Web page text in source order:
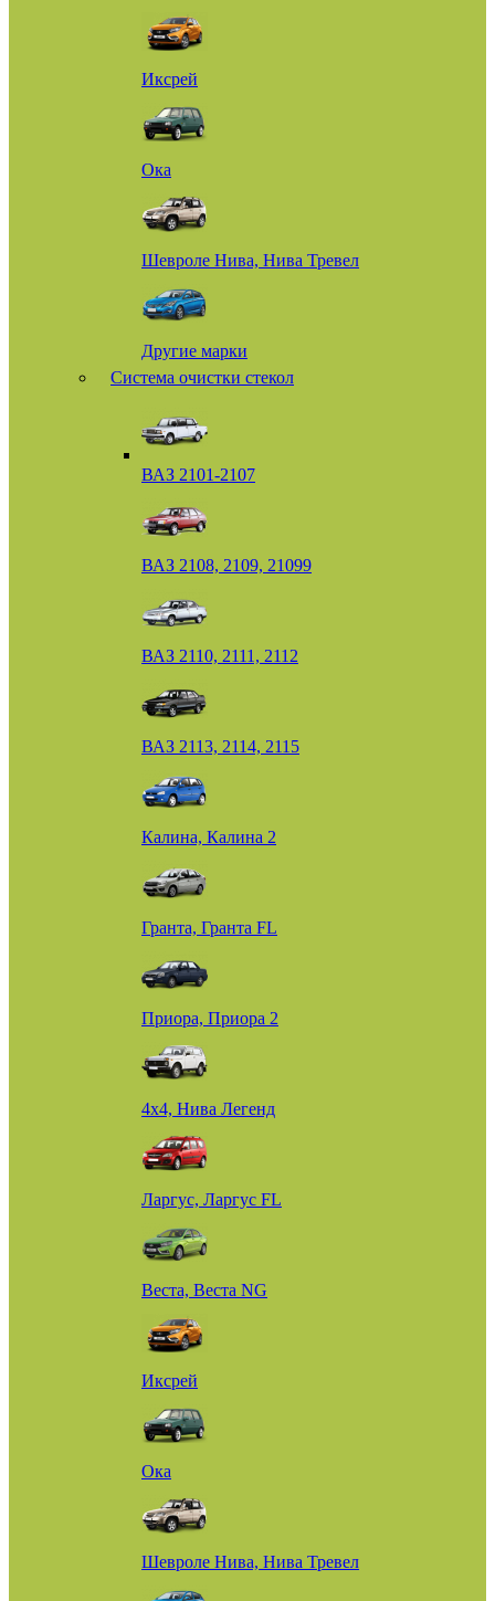
Иксрей
Ока
Шевроле Нива, Нива Тревел
Другие марки
Система очистки стекол
ВАЗ 2101-2107
ВАЗ 2108, 2109, 21099
ВАЗ 2110, 2111, 2112
ВАЗ 2113, 2114, 2115
Калина, Калина 2
Гранта, Гранта FL
Приора, Приора 2
4х4, Нива Легенд
Ларгус, Ларгус FL
Веста, Веста NG
Иксрей
Ока
Шевроле Нива, Нива Тревел